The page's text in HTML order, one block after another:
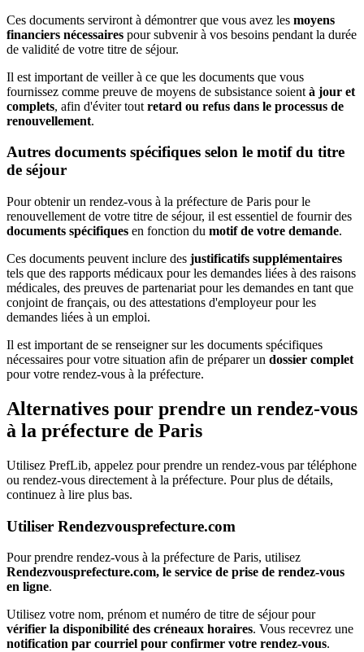
Ces documents serviront à démontrer que vous avez les moyens
financiers nécessaires pour subvenir à vos besoins pendant la durée
de validité de votre titre de séjour.
Il est important de veiller à ce que les documents que vous
fournissez comme preuve de moyens de subsistance soient à jour et
complets, afin d'éviter tout retard ou refus dans le processus de
renouvellement.
Autres documents spécifiques selon le motif du titre
de séjour
Pour obtenir un rendez-vous à la préfecture de Paris pour le
renouvellement de votre titre de séjour, il est essentiel de fournir des
documents spécifiques en fonction du motif de votre demande.
Ces documents peuvent inclure des justificatifs supplémentaires
tels que des rapports médicaux pour les demandes liées à des raisons
médicales, des preuves de partenariat pour les demandes en tant que
conjoint de français, ou des attestations d'employeur pour les
demandes liées à un emploi.
Il est important de se renseigner sur les documents spécifiques
nécessaires pour votre situation afin de préparer un dossier complet
pour votre rendez-vous à la préfecture.
Alternatives pour prendre un rendez-vous
à la préfecture de Paris
Utilisez PrefLib, appelez pour prendre un rendez-vous par téléphone
ou rendez-vous directement à la préfecture. Pour plus de détails,
continuez à lire plus bas.
Utiliser Rendezvousprefecture.com
Pour prendre rendez-vous à la préfecture de Paris, utilisez
Rendezvousprefecture.com, le service de prise de rendez-vous
en ligne.
Utilisez votre nom, prénom et numéro de titre de séjour pour
vérifier la disponibilité des créneaux horaires. Vous recevrez une
notification par courriel pour confirmer votre rendez-vous.